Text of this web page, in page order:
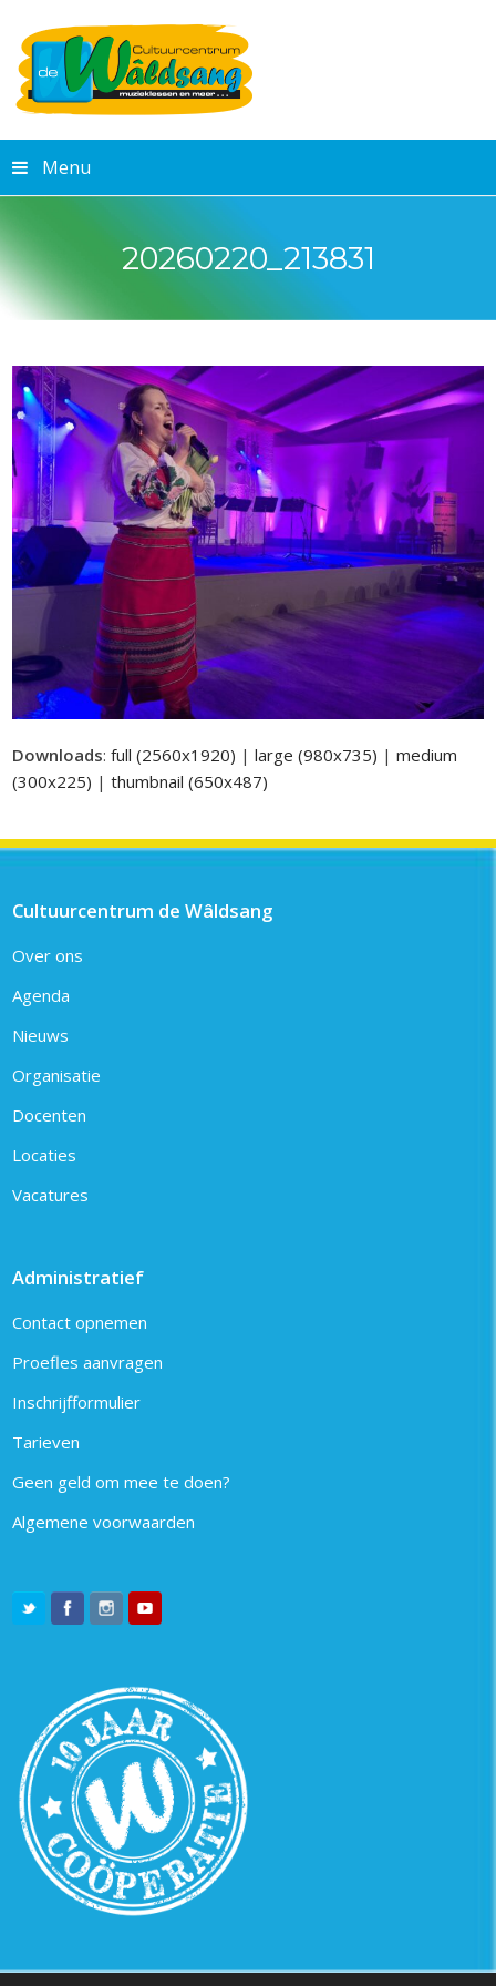
Menu
20260220_213831
Downloads:full (2560x1920) |large (980x735) |medium
(300x225) |thumbnail (650x487)
Cultuurcentrum de Wâldsang
Over ons
Agenda
Nieuws
Organisatie
Docenten
Locaties
Vacatures
Administratief
Contact opnemen
Proefles aanvragen
Inschrijfformulier
Tarieven
Geen geld om mee te doen?
Algemene voorwaarden